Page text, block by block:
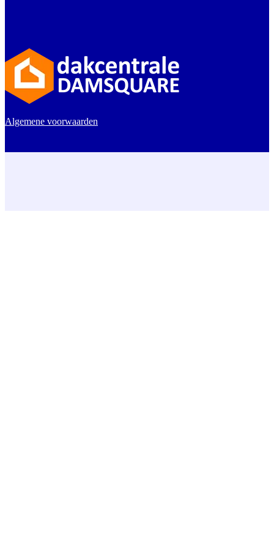
Algemene voorwaarden